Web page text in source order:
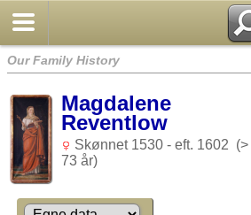
Our Family History
Magdalene
Reventlow
Skønnet 1530 - eft. 1602 (>
73 år)